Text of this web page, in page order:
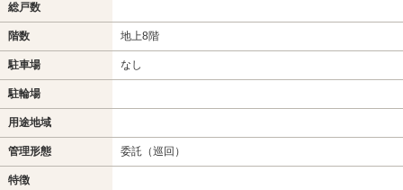
総戸数
階数 地上8階
駐車場 なし
駐輪場
用途地域
管理形態 委託（巡回）
特徴